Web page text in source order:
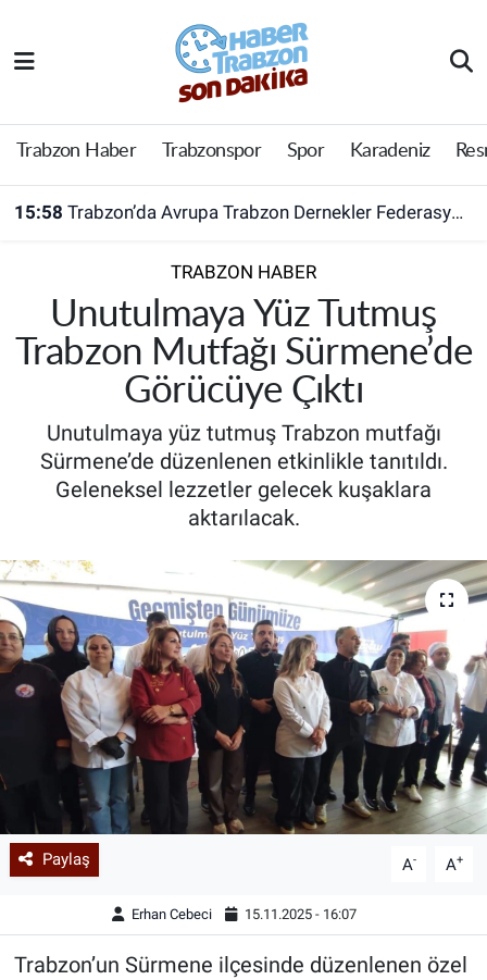
Trabzon Haber Trabzonspor Spor Karadeniz
15:58 Trabzon’da Avrupa Trabzon Dernekler Federasyonu açıldı
TRABZON HABER
Unutulmaya Yüz Tutmuş
Trabzon Mutfağı Sürmene’de
Görücüye Çıktı
Unutulmaya yüz tutmuş Trabzon mutfağı
Sürmene’de düzenlenen etkinlikle tanıtıldı.
Geleneksel lezzetler gelecek kuşaklara
aktarılacak.
Paylaş A- A+
Erhan Cebeci 15.11.2025 - 16:07
Trabzon’un Sürmene ilçesinde düzenlenen özel
Trabzon Haber
Trabzonspor
Resmi Reklam
Yazarlar
Trabzon Nöbetçi Eczaneler
Trabzon Hava Durumu
Süper Lig Puan Durumu ve Fikstür
Tüm Manşetler
Haber Arşivi